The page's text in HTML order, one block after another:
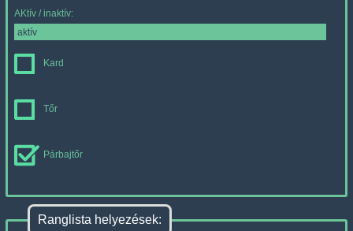
AKtív / inaktív:
Kard
Tőr
Párbajtőr
Ranglista helyezések: